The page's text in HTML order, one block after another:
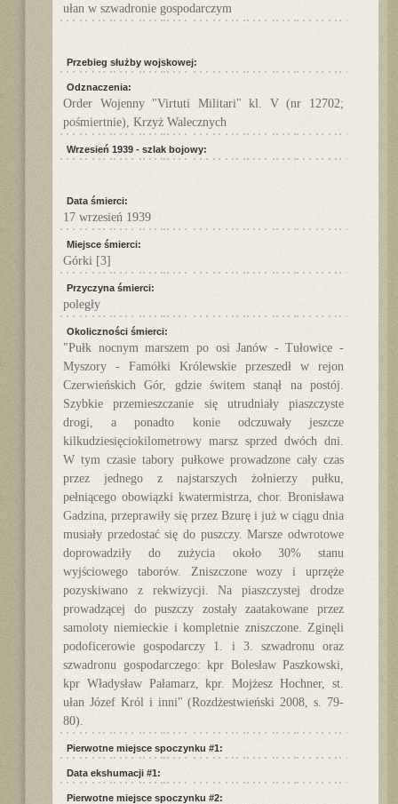
ułan w szwadronie gospodarczym
Przebieg służby wojskowej:
Odznaczenia:
Order Wojenny "Virtuti Militari" kl. V (nr 12702;
pośmiertnie), Krzyż Walecznych
Wrzesień 1939 - szlak bojowy:
Data śmierci:
17 wrzesień 1939
Miejsce śmierci:
Górki [3]
Przyczyna śmierci:
poległy
Okoliczności śmierci:
"Pułk nocnym marszem po osi Janów - Tułowice -
Myszory - Famółki Królewskie przeszedł w rejon
Czerwieńskich Gór, gdzie świtem stanął na postój.
Szybkie przemieszczanie się utrudniały piaszczyste
drogi, a ponadto konie odczuwały jeszcze
kilkudziesięciokilometrowy marsz sprzed dwóch dni.
W tym czasie tabory pułkowe prowadzone cały czas
przez jednego z najstarszych żołnierzy pułku,
pełniącego obowiązki kwatermistrza, chor. Bronisława
Gadzina, przeprawiły się przez Bzurę i już w ciągu dnia
musiały przedostać się do puszczy. Marsze odwrotowe
doprowadziły do zużycia około 30% stanu
wyjściowego taborów. Zniszczone wozy i uprzęże
pozyskiwano z rekwizycji. Na piaszczystej drodze
prowadzącej do puszczy zostały zaatakowane przez
samoloty niemieckie i kompletnie zniszczone. Zginęli
podoficerowie gospodarczy 1. i 3. szwadronu oraz
szwadronu gospodarczego: kpr Bolesław Paszkowski,
kpr Władysław Pałamarz, kpr. Mojżesz Hochner, st.
ułan Józef Król i inni" (Rozdżestwieński 2008, s. 79-
80).
Pierwotne miejsce spoczynku #1:
Data ekshumacji #1:
Pierwotne miejsce spoczynku #2: